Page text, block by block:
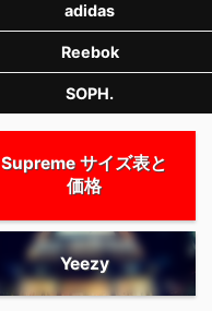
adidas
Reebok
SOPH.
Supreme サイズ表と
価格
Yeezy